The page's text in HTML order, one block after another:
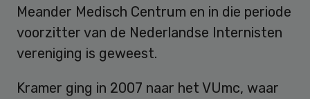
Meander Medisch Centrum en in die periode
voorzitter van de Nederlandse Internisten
vereniging is geweest.
Kramer ging in 2007 naar het VUmc, waar